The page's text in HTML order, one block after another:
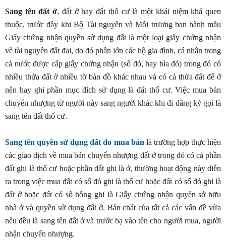
Sang tên đất ở, đất ở hay đất thổ cư là một khái niệm khá quen
thuộc, trước đây khi Bộ Tài nguyên và Môi trương ban hành mẫu
Giấy chứng nhận quyền sử dụng đất là một loại giấy chứng nhận
về tài nguyên đất đai, do đó phần lớn các hộ gia đình, cá nhân trong
cả nước được cấp giấy chứng nhận (sổ đỏ, hay bìa đỏ) trong đó có
nhiều thửa đất ở nhiều tờ bản đồ khác nhau và có cả thửa đất để ở
nên hay ghi phần mục đích sử dụng là đất thổ cư. Việc mua bán
chuyển nhượng từ người này sang người khác khi đi đăng ký gọi là
sang tên đất thổ cư.
Sang tên quyền sử dụng đất do mua bán là trường hợp thực hiện
các giao dịch về mua bán chuyển nhượng đất ở trong đó có cả phần
đất ghi là thổ cư hoặc phần đất ghi là ở, thường hoạt động này diễn
ra trong việc mua đất có sổ đỏ ghi là thổ cư hoặc đất có sổ đỏ ghi là
đất ở hoặc đất có sổ hồng ghi là Giấy chứng nhận quyền sở hữu
nhà ở và quyền sử dụng đất ở. Bản chất của tất cả các vấn đề vừa
nêu đều là sang tên đất ở và trước bạ vào tên cho người mua, người
nhận chuyển nhượng.